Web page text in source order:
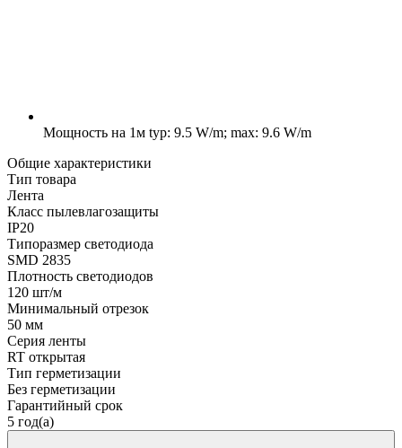
Мощность на 1м typ: 9.5 W/m; max: 9.6 W/m
Общие характеристики
Тип товара
Лента
Класс пылевлагозащиты
IP20
Типоразмер светодиода
SMD 2835
Плотность светодиодов
120 шт/м
Минимальный отрезок
50 мм
Серия ленты
RT открытая
Тип герметизации
Без герметизации
Гарантийный срок
5 год(а)